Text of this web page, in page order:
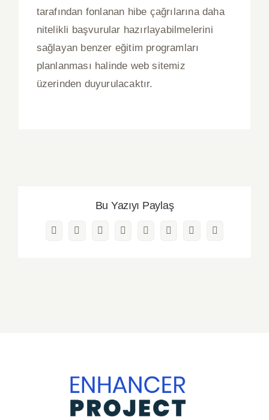
tarafından fonlanan hibe çağrılarına daha
nitelikli başvurular hazırlayabilmelerini
sağlayan benzer eğitim programları
planlanması halinde web sitemiz
üzerinden duyurulacaktır.
Bu Yazıyı Paylaş
FacebookTwitterRedditLinkedInWhatsAppPinterest
Vk
E-